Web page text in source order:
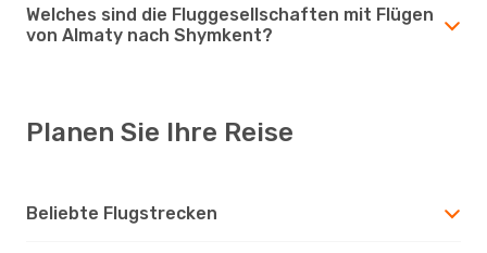
Welches sind die Fluggesellschaften mit Flügen
von Almaty nach Shymkent?
Planen Sie Ihre Reise
Beliebte Flugstrecken